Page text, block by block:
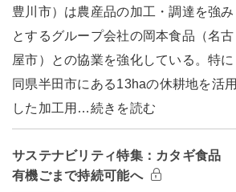
豊川市）は農産品の加工・調達を強み
とするグループ会社の岡本食品（名古
屋市）との協業を強化している。特に
同県半田市にある13haの休耕地を活用
した加工用…続きを読む
サステナビリティ特集：カタギ食品
有機ごまで持続可能へ